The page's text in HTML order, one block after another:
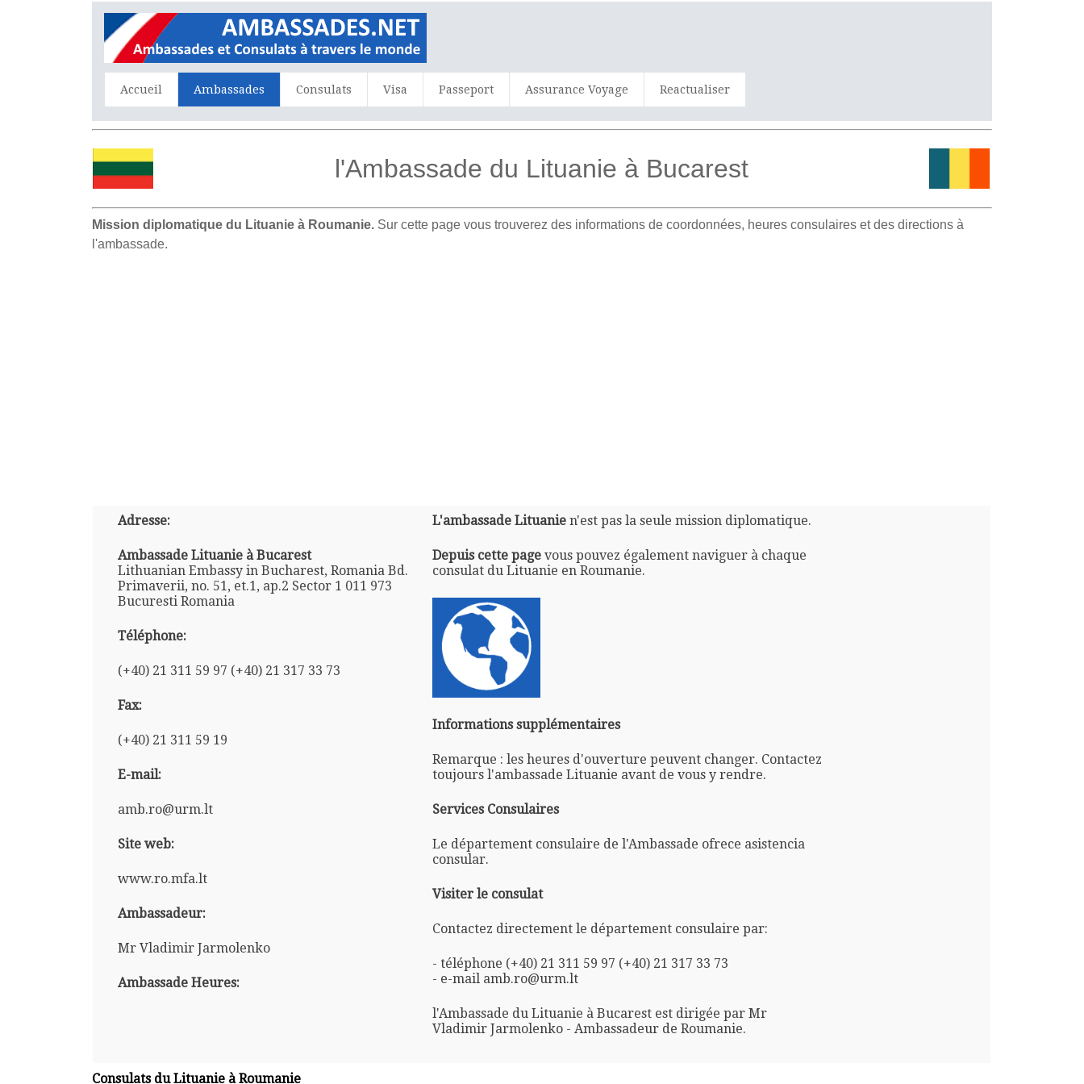
Accueil Ambassades Consulats Visa Passeport Assurance Voyage Reactualiser
l'Ambassade du Lituanie à Bucarest
Mission diplomatique du Lituanie à Roumanie. Sur cette page vous trouverez des informations de coordonnées, heures consulaires et des directions à
l'ambassade.
Adresse:
Ambassade Lituanie à Bucarest
Lithuanian Embassy in Bucharest, Romania Bd.
Primaverii, no. 51, et.1, ap.2 Sector 1 011 973
Bucuresti Romania
Téléphone:
(+40) 21 311 59 97 (+40) 21 317 33 73
Fax:
(+40) 21 311 59 19
E-mail:
amb.ro@urm.lt
Site web:
www.ro.mfa.lt
Ambassadeur:
Mr Vladimir Jarmolenko
Ambassade Heures:
L'ambassade Lituanien'est pas la seule mission diplomatique.
Depuis cette pagevous pouvez également naviguer à chaque
consulat du Lituanie en Roumanie.
Informations supplémentaires
Remarque : les heures d'ouverture peuvent changer. Contactez
toujours l'ambassade Lituanie avant de vous y rendre.
Services Consulaires
Le département consulaire de l'Ambassade ofrece asistencia
consular.
Visiter le consulat
Contactez directement le département consulaire par:
- téléphone (+40) 21 311 59 97 (+40) 21 317 33 73
- e-mail amb.ro@urm.lt
l'Ambassade du Lituanie à Bucarest est dirigée par Mr
Vladimir Jarmolenko - Ambassadeur de Roumanie.
Consulats du Lituanie à Roumanie